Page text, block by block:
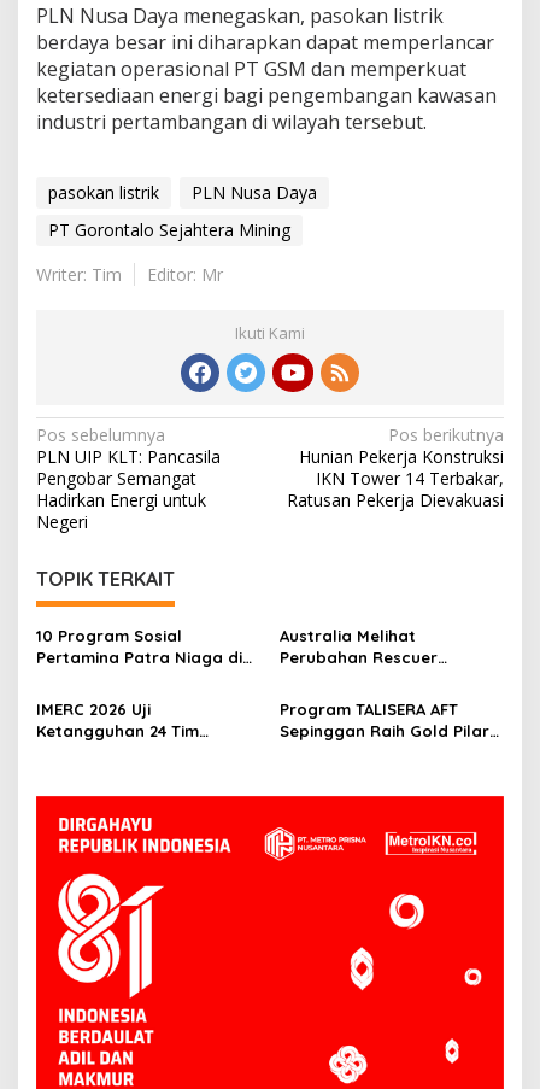
PLN Nusa Daya menegaskan, pasokan listrik
berdaya besar ini diharapkan dapat memperlancar
kegiatan operasional PT GSM dan memperkuat
ketersediaan energi bagi pengembangan kawasan
industri pertambangan di wilayah tersebut.
pasokan listrik
PLN Nusa Daya
PT Gorontalo Sejahtera Mining
Writer: Tim
Editor: Mr
Ikuti Kami
Navigasi
pos
Pos sebelumnya
PLN UIP KLT: Pancasila
Pengobar Semangat
Hadirkan Energi untuk
Negeri
Pos berikutnya
Hunian Pekerja Konstruksi
IKN Tower 14 Terbakar,
Ratusan Pekerja Dievakuasi
TOPIK TERKAIT
10 Program Sosial
Pertamina Patra Niaga di
Penghargaan ISRA 2026
Australia Melihat
Perubahan Rescuer
Tahun IMERC
IMERC 2026 Uji
Ketangguhan 24 Tim
Program TALISERA AFT
Sepinggan Raih Gold Pilar